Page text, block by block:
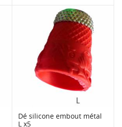
Dé silicone embout métal
L x5